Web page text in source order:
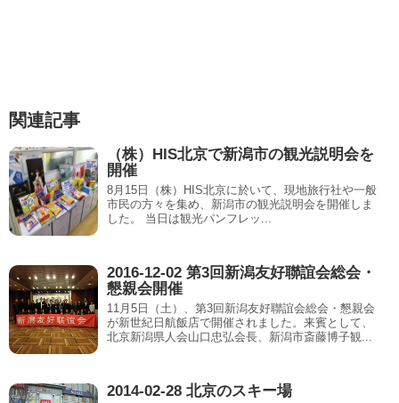
b
o
関連記事
（株）HIS北京で新潟市の観光説明会を
開催
8月15日（株）HIS北京に於いて、現地旅行社や一般
市民の方々を集め、新潟市の観光説明会を開催しま
した。 当日は観光パンフレッ...
2016-12-02 第3回新潟友好聯誼会総会・
懇親会開催
11月5日（土）、第3回新潟友好聯誼会総会・懇親会
が新世紀日航飯店で開催されました。来賓として、
北京新潟県人会山口忠弘会長、新潟市斎藤博子観...
2014-02-28 北京のスキー場